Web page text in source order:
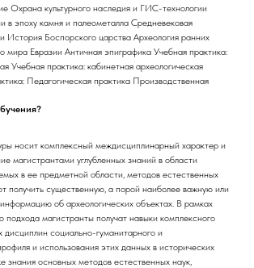
Охрана культурного наследия и ГИС-технологии
в эпоху камня и палеометалла Средневековая
История Боспорского царства Археология ранних
мира Евразии Античная эпиграфика Учебная практика:
Учебная практика: кабинетная археологическая
Педагогическая практика Производственная
носит комплексный междисциплинарный характер и
магистрантами углубленных знаний в области
в ее предметной области, методов естественных
получить существенную, а порой наиболее важную или
об археологических объектах. В рамках
подхода магистранты получат навыки комплексного
дисциплин социально-гуманитарного и
и использования этих данных в исторических
знания основных методов естественных наук,